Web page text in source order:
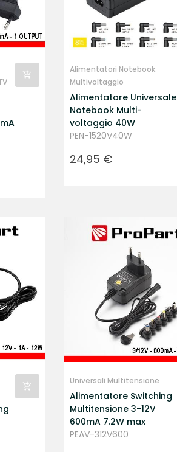
Alimentatori Notebook
Multivoltaggio
Alimentatore Universale
Notebook Multi-
voltaggio 40W
PEN-1520V40W
Prezzo
24,95 €
Universali Multitensione
Alimentatore Switching
Multitensione 3-12V
600mA 7.2W max
PEAV-312V600